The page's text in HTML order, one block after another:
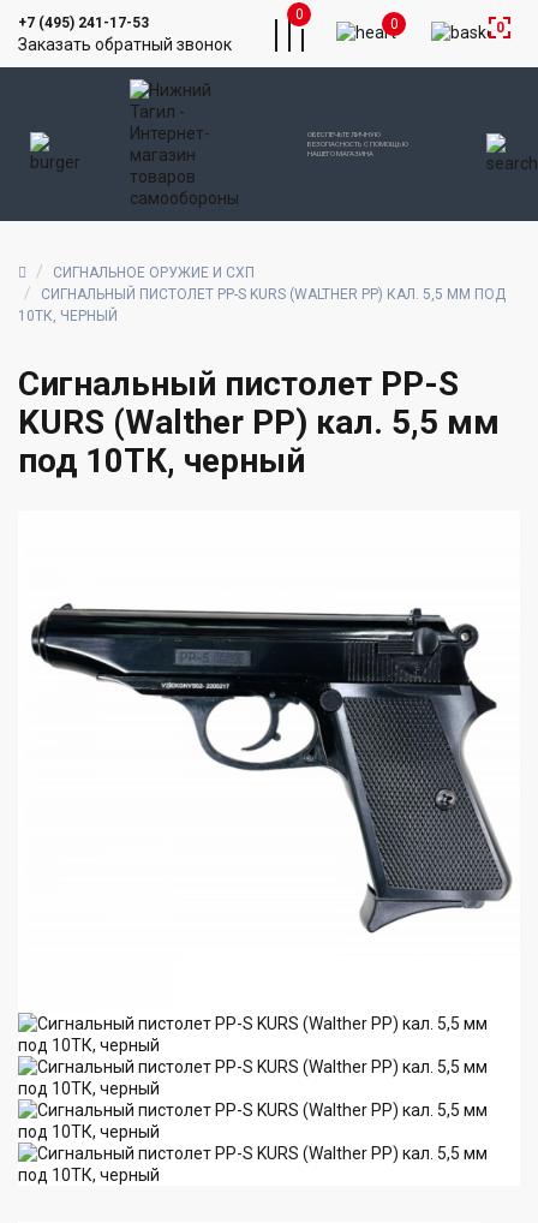
+7 (495) 241-17-53
Заказать обратный звонок
ОБЕСПЕЧЬТЕ ЛИЧНУЮ
БЕЗОПАСНОСТЬ С ПОМОЩЬЮ
НАШЕГО МАГАЗИНА
0
0 0
СИГНАЛЬНОЕ ОРУЖИЕ И СХП
СИГНАЛЬНЫЙ ПИСТОЛЕТ PP-S KURS (WALTHER PP) КАЛ. 5,5 ММ ПОД
10ТК, ЧЕРНЫЙ
Сигнальный пистолет PP-S
KURS (Walther PP) кал. 5,5 мм
под 10ТК, черный